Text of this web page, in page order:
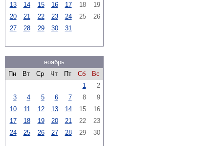
13
14 15 16 17 18
19
20
21 22 23 24 25
26
27
28 29 30 31
ноябрь
Пн
Вт Ср Чт Пт Сб
Вс
1
2
3
4 5 6 7 8
9
10
11 12 13 14 15
16
17
18 19 20 21 22
23
24
25 26 27 28 29 30